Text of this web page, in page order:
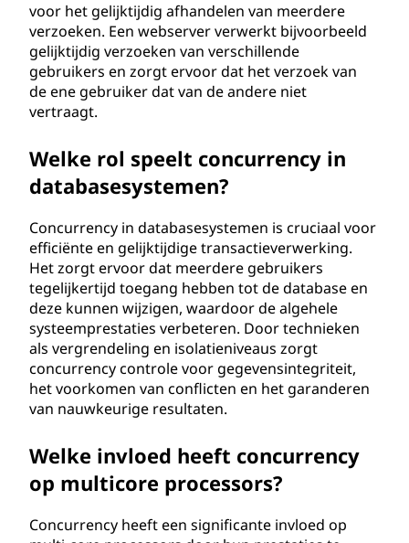
voor het gelijktijdig afhandelen van meerdere
verzoeken. Een webserver verwerkt bijvoorbeeld
gelijktijdig verzoeken van verschillende
gebruikers en zorgt ervoor dat het verzoek van
de ene gebruiker dat van de andere niet
vertraagt.
Welke rol speelt concurrency in
databasesystemen?
Concurrency in databasesystemen is cruciaal voor
efficiënte en gelijktijdige transactieverwerking.
Het zorgt ervoor dat meerdere gebruikers
tegelijkertijd toegang hebben tot de database en
deze kunnen wijzigen, waardoor de algehele
systeemprestaties verbeteren. Door technieken
als vergrendeling en isolatieniveaus zorgt
concurrency controle voor gegevensintegriteit,
het voorkomen van conflicten en het garanderen
van nauwkeurige resultaten.
Welke invloed heeft concurrency
op multicore processors?
Concurrency heeft een significante invloed op